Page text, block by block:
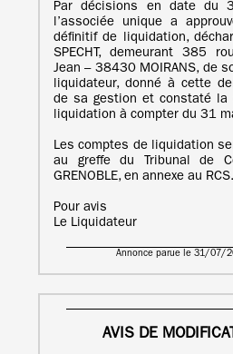
Par décisions en date du
l’associée unique a
définitif de liquidation,
SPECHT, demeurant 385
Jean – 38430 MOIRANS, de
liquidateur, donné à cette
de sa gestion et constaté la
liquidation à compter du 31
Les comptes de liquidation
au greffe du Tribunal de
GRENOBLE, en annexe au RCS.
Pour avis
Le Liquidateur
Annonce parue le 31/07/
AVIS DE